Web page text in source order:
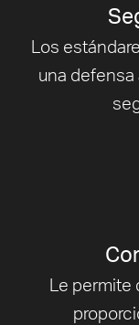
Los
una
Le permite